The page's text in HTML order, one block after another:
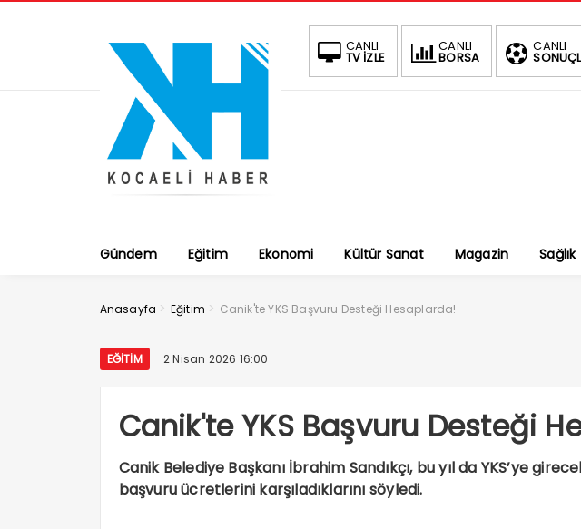
CANLI
TV İZLE
CANLI
BORSA
CANLI
Gündem Eğitim Ekonomi Kültür Sanat Magazin Sağlık
Anasayfa > Eğitim > Canik'te YKS Başvuru Desteği Hesaplarda!
EĞITIM 2 Nisan 2026 16:00
Canik'te YKS Başvuru Desteği
Canik Belediye Başkanı İbrahim Sandıkçı, bu yıl da YKS’ye
başvuru ücretlerini karşıladıklarını söyledi.